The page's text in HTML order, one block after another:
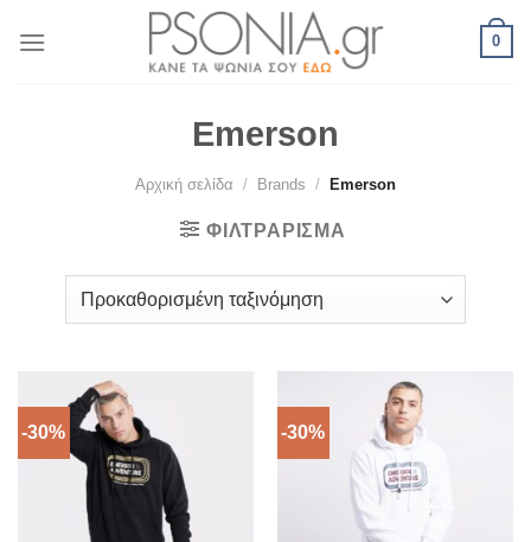
0
Emerson
Αρχική σελίδα / Brands / Emerson
ΦΙΛΤΡΆΡΙΣΜΑ
-30% -30%